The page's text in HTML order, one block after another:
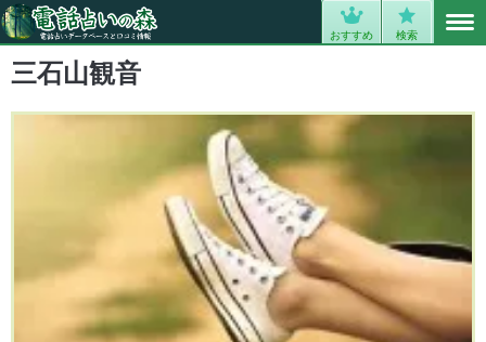
おすすめ 検索
三石山観音